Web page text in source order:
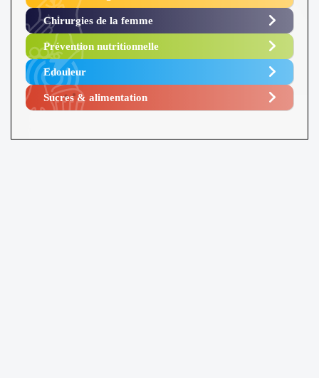
Chirurgies de la femme
Prévention nutritionnelle
Edouleur​
Sucres & alimentation​